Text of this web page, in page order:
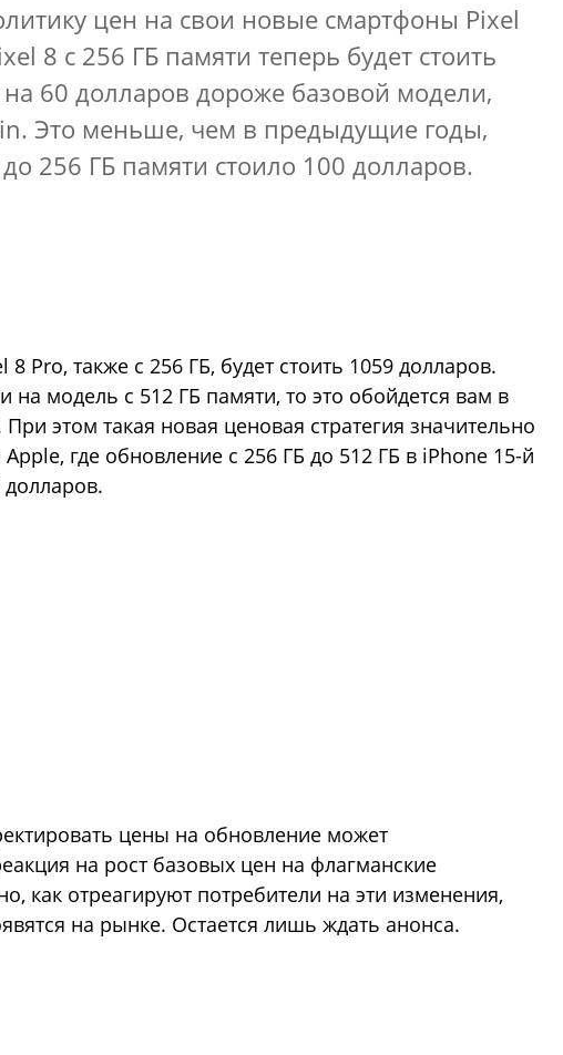
цен на свои новые смартфоны Pixel
8 с 256 ГБ памяти теперь будет стоить
60 долларов дороже базовой модели,
Это меньше, чем в предыдущие годы,
256 ГБ памяти стоило 100 долларов.
Pro, также с 256 ГБ, будет стоить 1059 долларов.
на модель с 512 ГБ памяти, то это обойдется вам в
этом такая новая ценовая стратегия значительно
Apple, где обновление с 256 ГБ до 512 ГБ в iPhone 15-й
долларов.
цены на обновление может
на рост базовых цен на флагманские
как отреагируют потребители на эти изменения,
на рынке. Остается лишь ждать анонса.